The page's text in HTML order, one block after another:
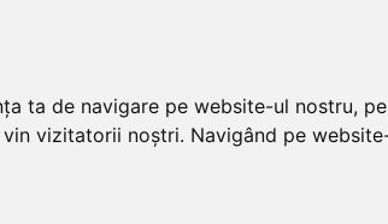
ta de navigare pe website-ul nostru,
vizitatorii noștri. Navigând pe